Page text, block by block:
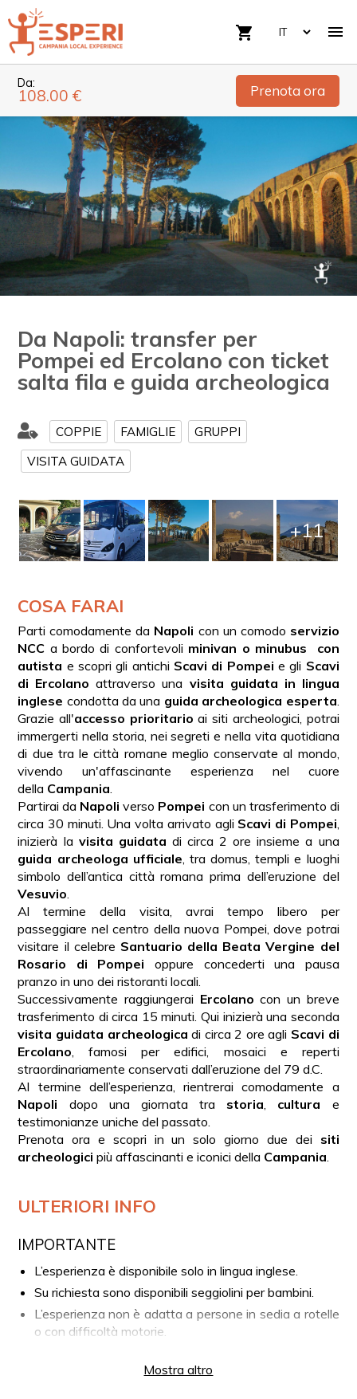

shopping_cart
Da:
108.00 € Prenota ora
Da Napoli: transfer per
Pompei ed Ercolano con ticket
salta fila e guida archeologica
COPPIE FAMIGLIE
GRUPPI
VISITA GUIDATA
+11
COSA FARAI
Parti comodamente da Napoli con un comodo servizio
NCC a bordo di confortevoli minivan o minubus con
autista e scopri gli antichi Scavi di Pompei e gli Scavi
di Ercolano attraverso una visita guidata in lingua
inglese condotta da una guida archeologica esperta
Grazie all'accesso prioritario ai siti archeologici, potrai
immergerti nella storia, nei segreti e nella vita quotidiana
di due tra le città romane meglio conservate al mondo,
vivendo un'affascinante esperienza nel cuore
della Campania
Partirai da Napoli verso Pompei con un trasferimento di
circa 30 minuti. Una volta arrivato agli Scavi di Pompei
inizierà la visita guidata di circa 2 ore insieme a una
guida archeologa ufficiale , tra domus, templi e luoghi
simbolo dell’antica città romana prima dell’eruzione del
Vesuvio
Al termine della visita, avrai tempo libero per
passeggiare nel centro della nuova Pompei, dove potrai
visitare il celebre Santuario della Beata Vergine del
Rosario di Pompei oppure concederti una pausa
pranzo in uno dei ristoranti locali.
Successivamente raggiungerai Ercolano con un breve
trasferimento di circa 15 minuti. Qui inizierà una seconda
visita guidata archeologica di circa 2 ore agli Scavi di
Ercolano , famosi per edifici, mosaici e reperti
straordinariamente conservati dall’eruzione del 79 d.C.
Al termine dell’esperienza, rientrerai comodamente a
Napoli dopo una giornata tra storia cultura e
testimonianze uniche del passato.
Prenota ora e scopri in un solo giorno due dei siti
archeologici più affascinanti e iconici della Campania
ULTERIORI INFO
IMPORTANTE
L’esperienza è disponibile solo in lingua inglese.
Su richiesta sono disponibili seggiolini per bambini.
L’esperienza non è adatta a persone in sedia a rotelle
o con difficoltà motorie.
Mostra altro